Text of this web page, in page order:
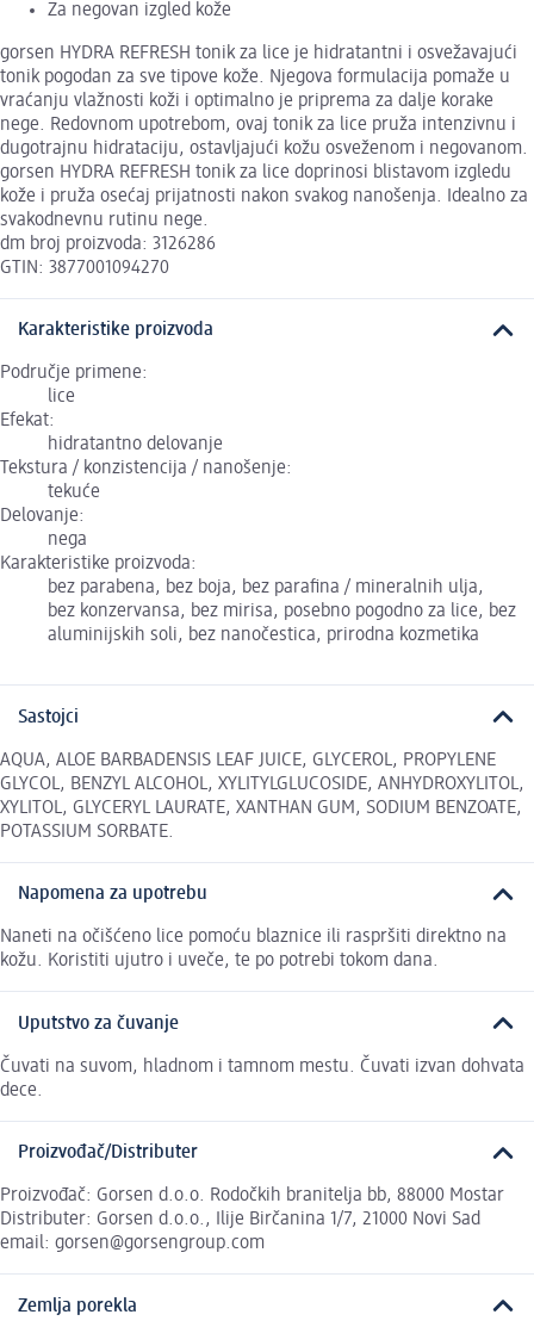
Za negovan izgled kože
gorsen HYDRA REFRESH tonik za lice je hidratantni i osvežavajući
tonik pogodan za sve tipove kože. Njegova formulacija pomaže u
vraćanju vlažnosti koži i optimalno je priprema za dalje korake
nege. Redovnom upotrebom, ovaj tonik za lice pruža intenzivnu i
dugotrajnu hidrataciju, ostavljajući kožu osveženom i negovanom.
gorsen HYDRA REFRESH tonik za lice doprinosi blistavom izgledu
kože i pruža osećaj prijatnosti nakon svakog nanošenja. Idealno za
svakodnevnu rutinu nege.
dm broj proizvoda: 3126286
GTIN: 3877001094270
Karakteristike proizvoda
Područje primene:
lice
Efekat:
hidratantno delovanje
Tekstura / konzistencija / nanošenje:
tekuće
Delovanje:
nega
Karakteristike proizvoda:
bez parabena, bez boja, bez parafina / mineralnih ulja,
bez konzervansa, bez mirisa, posebno pogodno za lice, bez
aluminijskih soli, bez nanočestica, prirodna kozmetika
Sastojci
AQUA, ALOE BARBADENSIS LEAF JUICE, GLYCEROL, PROPYLENE
GLYCOL, BENZYL ALCOHOL, XYLITYLGLUCOSIDE, ANHYDROXYLITOL,
XYLITOL, GLYCERYL LAURATE, XANTHAN GUM, SODIUM BENZOATE,
POTASSIUM SORBATE.
Napomena za upotrebu
Naneti na očišćeno lice pomoću blaznice ili raspršiti direktno na
kožu. Koristiti ujutro i uveče, te po potrebi tokom dana.
Uputstvo za čuvanje
Čuvati na suvom, hladnom i tamnom mestu. Čuvati izvan dohvata
dece.
Proizvođač/Distributer
Proizvođač: Gorsen d.o.o. Rodočkih branitelja bb, 88000 Mostar
Distributer: Gorsen d.o.o., Ilije Birčanina 1/7, 21000 Novi Sad
email: gorsen@gorsengroup.com
Zemlja porekla